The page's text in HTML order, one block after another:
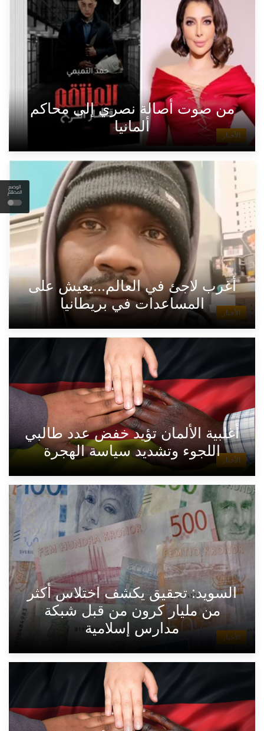
الوضع
المظلم
الأخبار
من صوت أصالة نصري إلى محاكم
ألمانيا
الأخبار
أغرب لاجئ في العالم...يعيش على
المساعدات في بريطانيا
الأخبار
أغلبية الألمان تؤيد خفض عدد طالبي
اللجوء وتشديد سياسة الهجرة
الأخبار
السويد: تحقيق يكشف اختلاس أكثر
من مليار كرون من قبل شبكة
مدارس إسلامية